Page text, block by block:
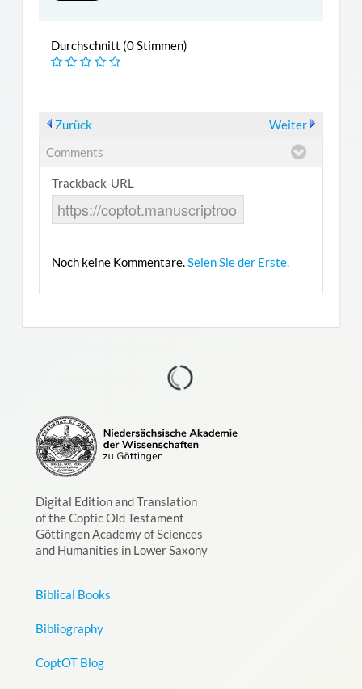
Durchschnitt (0 Stimmen)
Zurück
Weiter
Comments
Trackback-URL
Noch keine Kommentare.Seien Sie der Erste.
Digital Edition and Translation
of the Coptic Old Testament
Göttingen Academy of Sciences
and Humanities in Lower Saxony
Biblical Books
Bibliography
CoptOT Blog